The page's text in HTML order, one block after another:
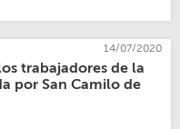
14/07/2020
trabajadores de la
por San Camilo de